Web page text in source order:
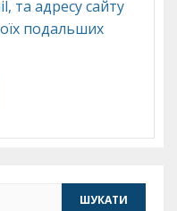
та адресу сайту
подальших